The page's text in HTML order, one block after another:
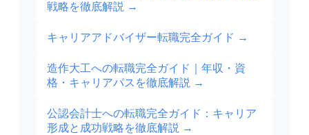
戦略を徹底解説 →
キャリアアドバイザー転職完全ガイド →
造作大工への転職完全ガイド｜年収・資
格・キャリアパスを徹底解説 →
公認会計士への転職完全ガイド：キャリア
形成と成功戦略を徹底解説 →